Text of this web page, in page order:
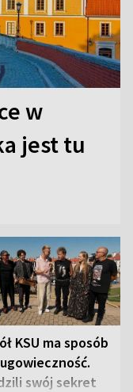
w
jest tu
KSU ma sposób
swój sekret